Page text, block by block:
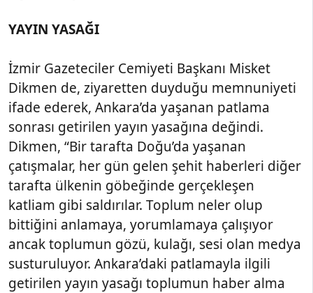
YAYIN YASAĞI
İzmir Gazeteciler Cemiyeti Başkanı Misket
Dikmen de, ziyaretten duyduğu memnuniyeti
ifade ederek, Ankara’da yaşanan patlama
sonrası getirilen yayın yasağına değindi.
Dikmen, “Bir tarafta Doğu’da yaşanan
çatışmalar, her gün gelen şehit haberleri diğer
tarafta ülkenin göbeğinde gerçekleşen
katliam gibi saldırılar. Toplum neler olup
bittiğini anlamaya, yorumlamaya çalışıyor
ancak toplumun gözü, kulağı, sesi olan medya
susturuluyor. Ankara’daki patlamayla ilgili
getirilen yayın yasağı toplumun haber alma